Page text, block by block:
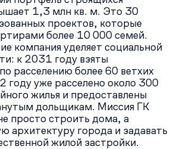
1,3 млн кв. м. Это 30
проектов, которые
более 10 000 семей.
компания уделяет социальной
к 2031 году взяты
расселению более 60 ветхих
году уже расселено около 300
жилья и предоставлены
дольщикам. Миссия ГК
просто строить дома, а
архитектуру города и задавать
жилой застройки.